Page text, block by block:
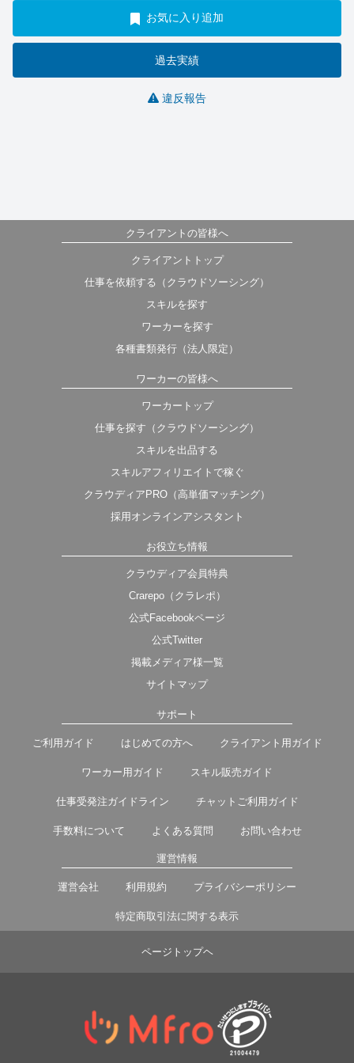
お気に入り追加
過去実績
違反報告
クライアントの皆様へ
クライアントトップ
仕事を依頼する（クラウドソーシング）
スキルを探す
ワーカーを探す
各種書類発行（法人限定）
ワーカーの皆様へ
ワーカートップ
仕事を探す（クラウドソーシング）
スキルを出品する
スキルアフィリエイトで稼ぐ
クラウディアPRO（高単価マッチング）
採用オンラインアシスタント
お役立ち情報
クラウディア会員特典
Crarepo（クラレポ）
公式Facebookページ
公式Twitter
掲載メディア様一覧
サイトマップ
サポート
ご利用ガイド はじめての方へ クライアント用ガイド
ワーカー用ガイド スキル販売ガイド
仕事受発注ガイドライン チャットご利用ガイド
手数料について よくある質問 お問い合わせ
運営情報
運営会社 利用規約 プライバシーポリシー
特定商取引法に関する表示
ページトップヘ